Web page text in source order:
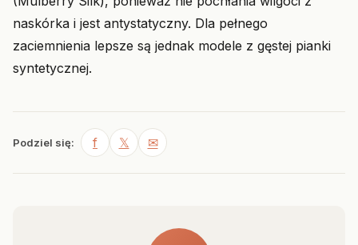
naskórka i jest antystatyczny. Dla pełnego
zaciemnienia lepsze są jednak modele z gęstej pianki
syntetycznej.
Podziel się: f 𝕏 ✉